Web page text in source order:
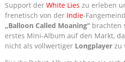
Support der White Lies zu erleben
frenetisch von der Indie-
„Balloon Called Moaning“ brachten
erstes Mini-Album auf den Markt,
nicht als vollwertiger Longplayer zu